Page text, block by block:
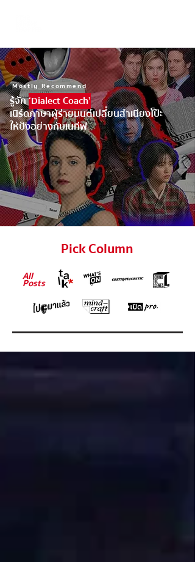
Mostly Recommend
รู้จัก‘Dialect Coach’
เนิร์ดภาษาผู้ร่ายมนต์เปลี่ยนสำเนียงโป๊ะ
ให้ปังอย่างกับเนทีฟ
Pick Column
All
Posts